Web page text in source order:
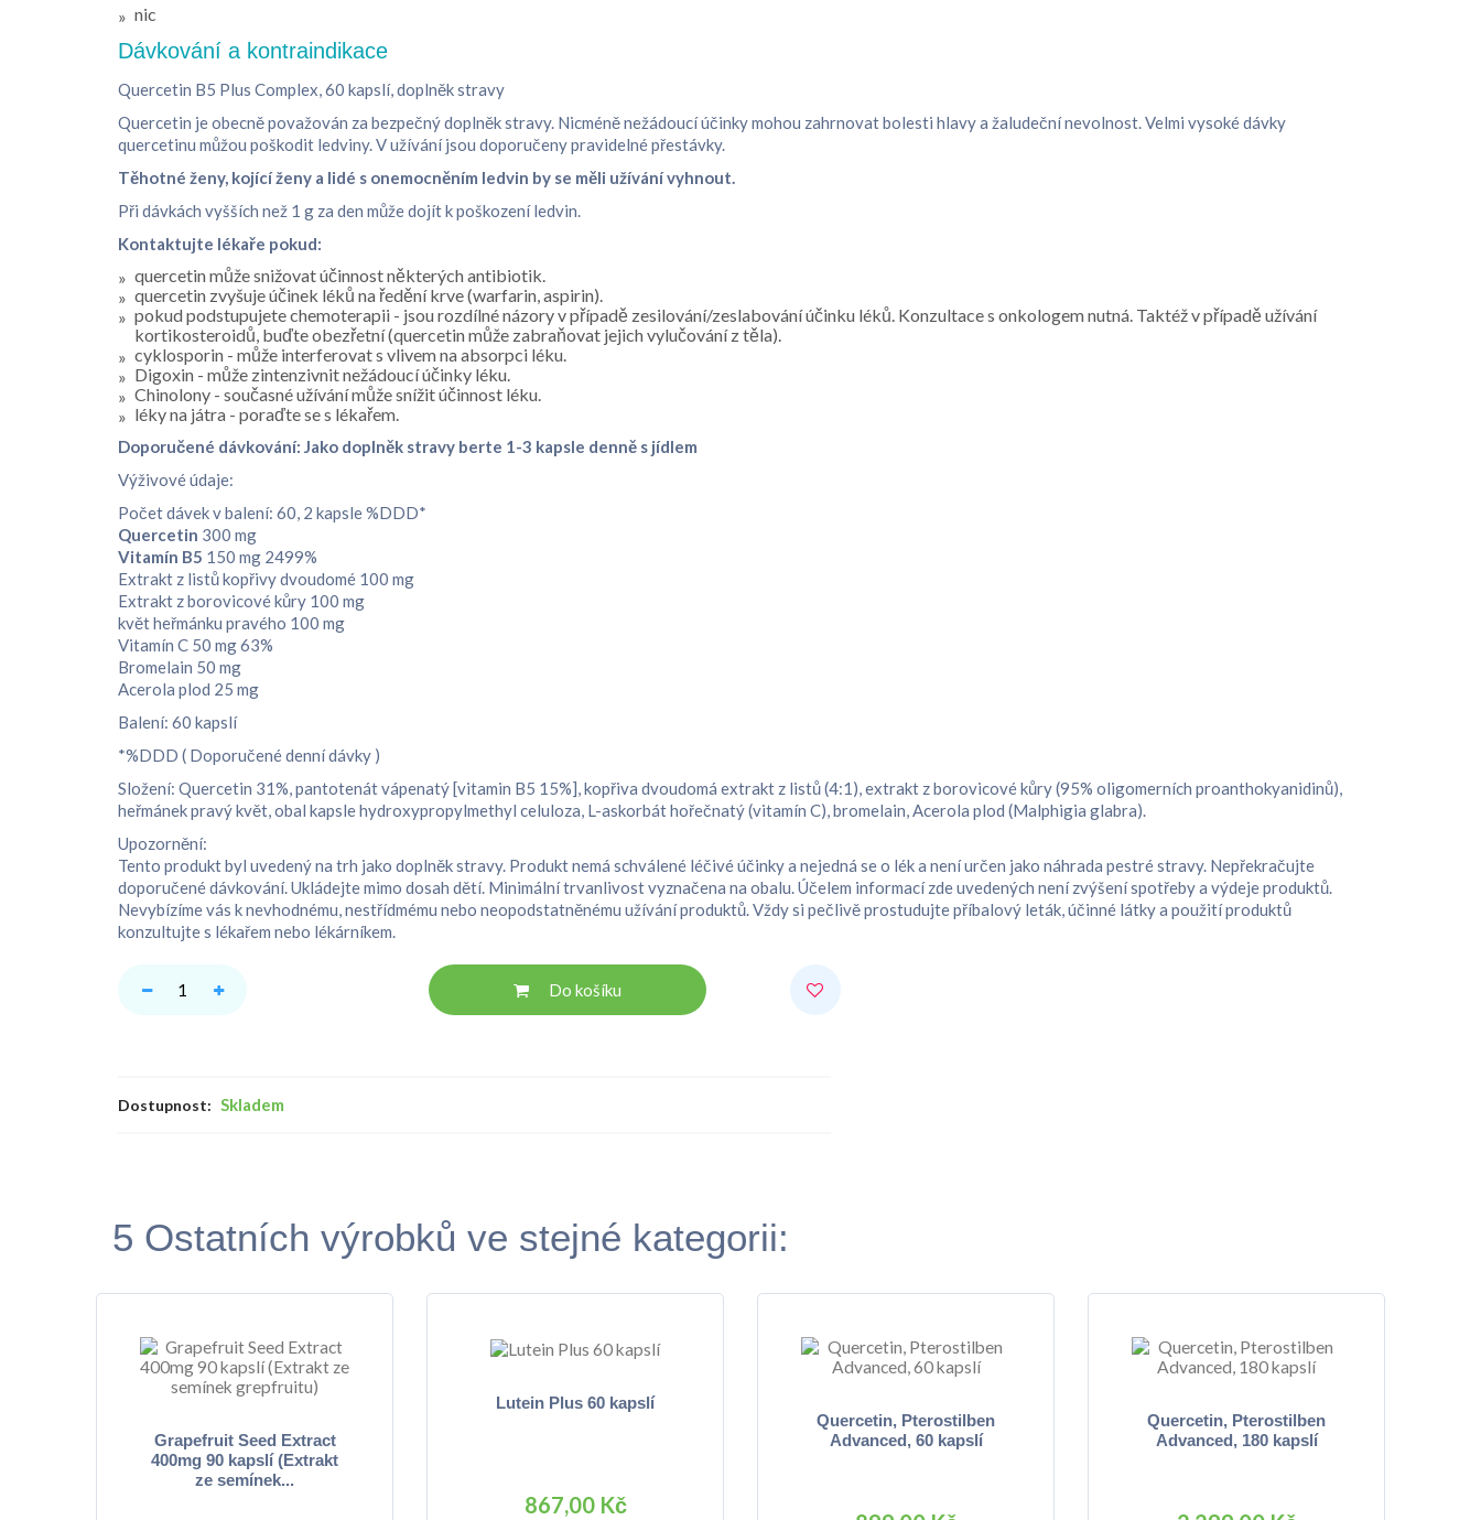
nic
Dávkování a kontraindikace
Quercetin B5 Plus Complex, 60 kapslí, doplněk stravy
Quercetin je obecně považován za bezpečný doplněk stravy. Nicméně nežádoucí účinky mohou zahrnovat bolesti hlavy a žaludeční nevolnost. Velmi vysoké dávky
quercetinu můžou poškodit ledviny. V užívání jsou doporučeny pravidelné přestávky.
Těhotné ženy, kojící ženy a lidé s onemocněním ledvin by se měli užívání vyhnout.
Při dávkách vyšších než 1 g za den může dojít k poškození ledvin.
Kontaktujte lékaře pokud:
quercetin může snižovat účinnost některých antibiotik.
quercetin zvyšuje účinek léků na ředění krve (warfarin, aspirin).
pokud podstupujete chemoterapii - jsou rozdílné názory v případě zesilování/zeslabování účinku léků. Konzultace s onkologem nutná. Taktéž v případě užívání
kortikosteroidů, buďte obezřetní (quercetin může zabraňovat jejich vylučování z těla).
cyklosporin - může interferovat s vlivem na absorpci léku.
Digoxin - může zintenzivnit nežádoucí účinky léku.
Chinolony - současné užívání může snížit účinnost léku.
léky na játra - poraďte se s lékařem.
Doporučené dávkování: Jako doplněk stravy berte 1-3 kapsle denně s jídlem
Výživové údaje:
Počet dávek v balení: 60, 2 kapsle %DDD*
Quercetin 300 mg
Vitamín B5 150 mg 2499%
Extrakt z listů kopřivy dvoudomé 100 mg
Extrakt z borovicové kůry 100 mg
květ heřmánku pravého 100 mg
Vitamín C 50 mg 63%
Bromelain 50 mg
Acerola plod 25 mg
Balení: 60 kapslí
*%DDD ( Doporučené denní dávky )
Složení: Quercetin 31%, pantotenát vápenatý [vitamin B5 15%], kopřiva dvoudomá extrakt z listů (4:1), extrakt z borovicové kůry (95% oligomerních proanthokyanidinů),
heřmánek pravý květ, obal kapsle hydroxypropylmethyl celuloza, L-askorbát hořečnatý (vitamín C), bromelain, Acerola plod (Malphigia glabra).
Upozornění:
Tento produkt byl uvedený na trh jako doplněk stravy. Produkt nemá schválené léčivé účinky a nejedná se o lék a není určen jako náhrada pestré stravy. Nepřekračujte
doporučené dávkování. Ukládejte mimo dosah dětí. Minimální trvanlivost vyznačena na obalu. Účelem informací zde uvedených není zvýšení spotřeby a výdeje produktů.
Nevybízíme vás k nevhodnému, nestřídmému nebo neopodstatněnému užívání produktů. Vždy si pečlivě prostudujte příbalový leták, účinné látky a použití produktů
konzultujte s lékařem nebo lékárníkem.
Do košíku
Dostupnost: Skladem
5 Ostatních výrobků ve stejné kategorii:
Grapefruit Seed Extract
400mg 90 kapslí (Extrakt
ze semínek...
Lutein Plus 60 kapslí
867,00 Kč
Quercetin, Pterostilben
Advanced, 60 kapslí
Quercetin, Pterostilben
Advanced, 180 kapslí